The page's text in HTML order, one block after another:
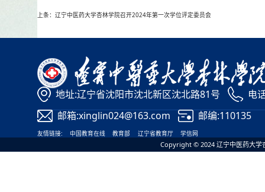
上条：辽宁中医药大学杏林学院召开2024年第一次学位评定委员会
地址:辽宁省沈阳市沈北新区沈北路81号
电
邮箱:xinglin024@163.com
邮编:110135
友情链接: 中国教育在线 教育部 辽宁省教育厅 学信网
Copyright © 2024 辽宁中医药大